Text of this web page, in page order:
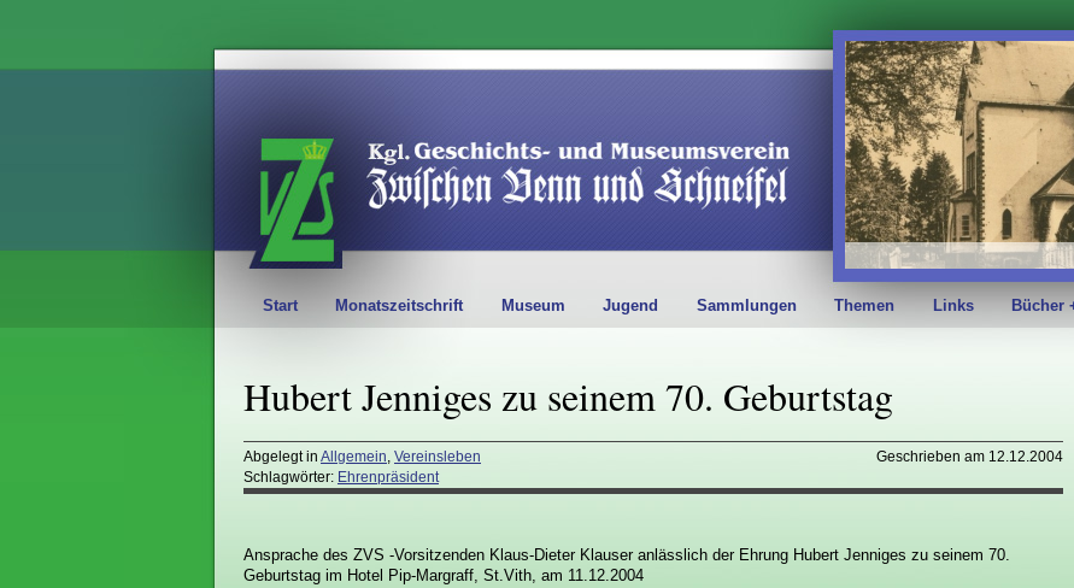
Start Monatszeitschrift Museum Jugend Sammlungen Themen Links Bücher
Hubert Jenniges zu seinem 70. Geburtstag
Abgelegt in Allgemein Vereinsleben
Geschrieben am 12.12.2004
Schlagwörter: Ehrenpräsident
Ansprache des ZVS -Vorsitzenden Klaus-Dieter Klauser anlässlich der Ehrung Hubert Jenniges zu seinem 70.
Geburtstag im Hotel Pip-Margraff, St.Vith, am 11.12.2004